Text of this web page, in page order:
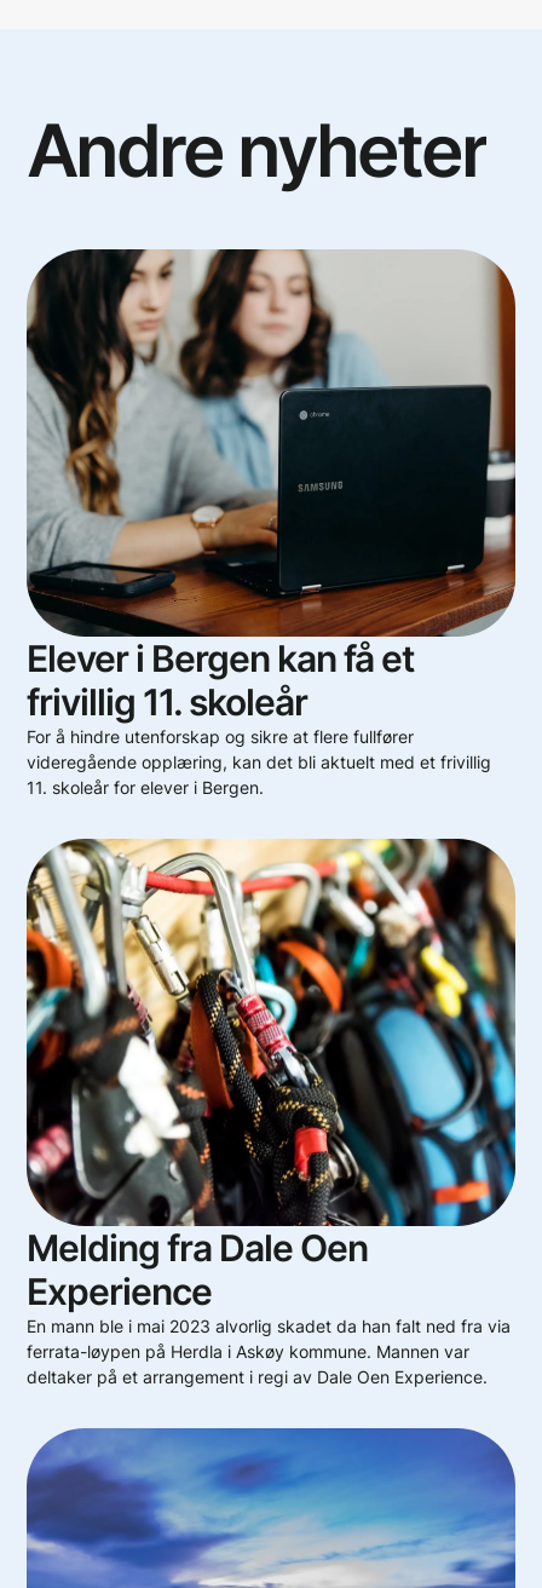
Andre nyheter
Elever i Bergen kan få et
frivillig 11. skoleår
For å hindre utenforskap og sikre at flere fullfører
videregående opplæring, kan det bli aktuelt med et frivillig
11. skoleår for elever i Bergen.
Melding fra Dale Oen
Experience
En mann ble i mai 2023 alvorlig skadet da han falt ned fra via
ferrata-løypen på Herdla i Askøy kommune. Mannen var
deltaker på et arrangement i regi av Dale Oen Experience.